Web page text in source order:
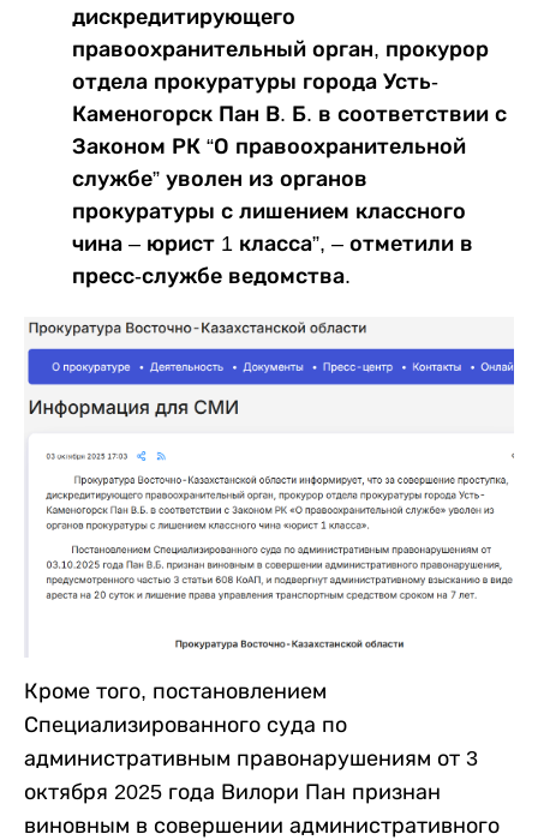
дискредитирующего
правоохранительный орган, прокурор
отдела прокуратуры города Усть-
Каменогорск Пан В. Б. в соответствии с
Законом РК “О правоохранительной
службе” уволен из органов
прокуратуры с лишением классного
чина – юрист 1 класса”, – отметили в
пресс-службе ведомства.
Кроме того, постановлением
Специализированного суда по
административным правонарушениям от 3
октября 2025 года Вилори Пан признан
виновным в совершении административного